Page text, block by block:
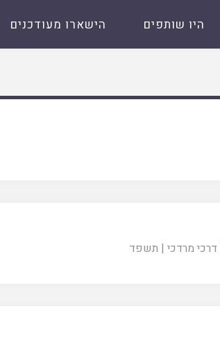
היו שותפים הישארו מעודכנים
דרכי מרדכי | תשפד